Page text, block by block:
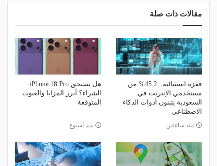
مقالات ذات صلة
قفزة استثنائية.. 45.2% من
مستخدمي الإنترنت في
السعودية يتبنون أدوات الذكاء
الاصطناعي
منذ ساعتين
هل يستحق iPhone 18 Pro
الشراء؟ أبرز المزايا والعيوب
المتوقعة
منذ أسبوع